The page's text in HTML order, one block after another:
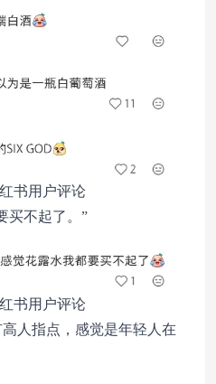
书用户评论
买不起了。”
书用户评论
人指点，感觉是年轻人在